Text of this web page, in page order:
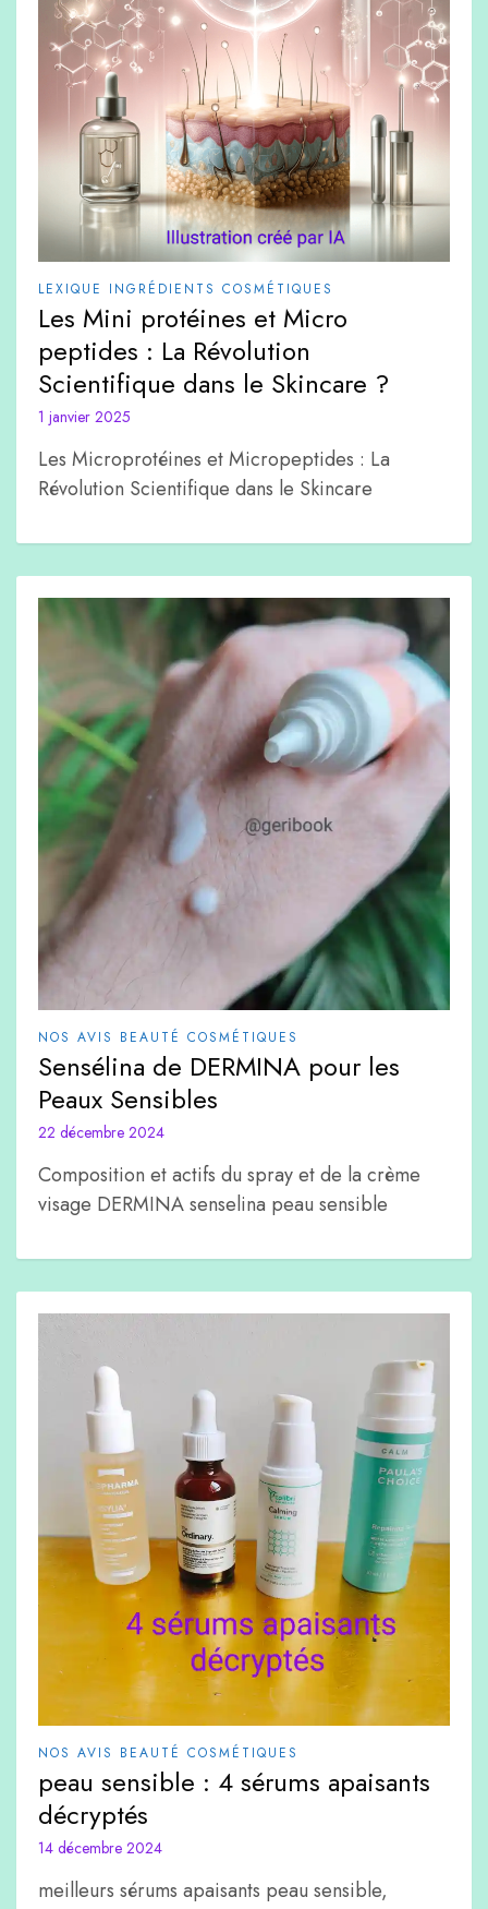
LEXIQUE INGRÉDIENTS COSMÉTIQUES
Les Mini protéines et Micro
peptides : La Révolution
Scientifique dans le Skincare ?
1 janvier 2025
Les Microprotéines et Micropeptides : La
Révolution Scientifique dans le Skincare
NOS AVIS BEAUTÉ COSMÉTIQUES
Sensélina de DERMINA pour les
Peaux Sensibles
22 décembre 2024
Composition et actifs du spray et de la crème
visage DERMINA senselina peau sensible
NOS AVIS BEAUTÉ COSMÉTIQUES
peau sensible : 4 sérums apaisants
décryptés
14 décembre 2024
meilleurs sérums apaisants peau sensible,